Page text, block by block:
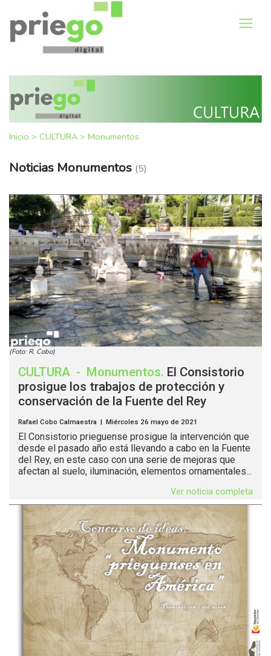
Inicio > CULTURA > Monumentos
Noticias Monumentos (5)
(Foto: R. Cobo)
CULTURA - Monumentos. El Consistorio
prosigue los trabajos de protección y
conservación de la Fuente del Rey
Rafael Cobo Calmaestra | Miércoles 26 mayo de 2021
El Consistorio prieguense prosigue la intervención que
desde el pasado año está llevando a cabo en la Fuente
del Rey, en este caso con una serie de mejoras que
afectan al suelo, iluminación, elementos ornamentales...
Ver noticia completa